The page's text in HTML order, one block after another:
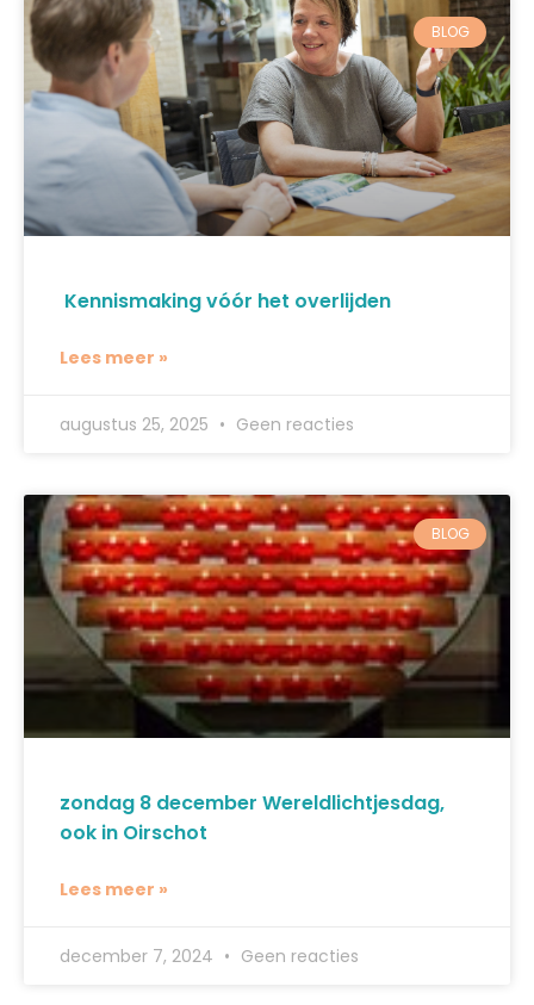
BLOG
Kennismaking vóór het overlijden
Lees meer »
augustus 25, 2025 Geen reacties
BLOG
zondag 8 december Wereldlichtjesdag,
ook in Oirschot
Lees meer »
december 7, 2024 Geen reacties